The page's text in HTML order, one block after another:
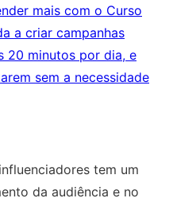
mais com o Curso
a criar campanhas
20 minutos por dia, e
sem a necessidade
tem um
da audiência e no